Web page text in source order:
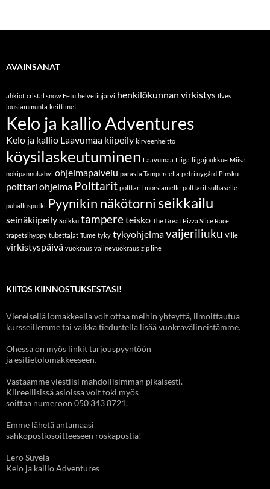
AVAINSANAT
ahkiot cristal snow Eetu helvetinjärvi henkilökunnan virkistys Ilves
jousiammunta keittimet
Kelo ja kallio Adventures
Kelo ja kallio Laavumaa kiipeily kirveenheitto
köysilaskeutuminen Laavumaa Liiga liigajoukkue Miisa
nokipannukahvi ohjelmapalvelu parasta Tampereella petri nygård Pinsku
polttari ohjelma Polttarit polttarit morsiamelle polttarit sulhaselle
puhallusputki Pyynikin näkötorniseikkailu
seinäkiipeily Soikku tampereteisko The Great Pizza Slice Race
trapetsihyppy tubettajat Tume tyky tykyohjelmavaijeriliuku Ville
virkistyspäivä vuokraus välinevuokraus zip line
KIITOS KIINNOSTUKSESTASI!
Viereisellä lomakkeella voit ottaa meihin yhteyttä, ilmoittautua
kursseillemme tai vaikka tiedustella lisää vuokravälineistämme.
Ohessa on myös linkit tarjouspyyntöön
ja esitietolomakkeeseen.
Vastaamme viestiisi mahdollisimman pikaisesti.
Kiireellisissä asioissa voit toki myös
soittaa numeroon 050 343 8721.
Emme lähetä antamaasi
sähköpostiosoitteeseen roskapostia!
Eero Suvela
Kelo ja kallio Adventures